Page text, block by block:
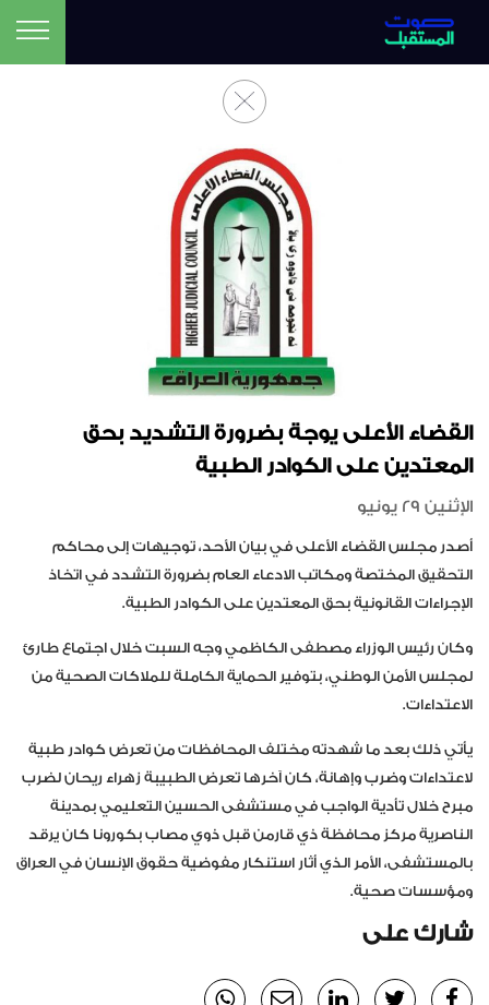
القضاء الأعلى يوجة بضرورة التشديد بحق
المعتدين على الكوادر الطبية
الإثنين 29 يونيو
أصدر مجلس القضاء الأعلى في بيان الأحد، توجيهات إلى محاكم
التحقيق المختصة ومكاتب الادعاء العام بضرورة التشدد في اتخاذ
الإجراءات القانونية بحق المعتدين على الكوادر الطبية.
وكان رئيس الوزراء مصطفى الكاظمي وجه السبت خلال اجتماع طارئ
لمجلس الأمن الوطني، بتوفير الحماية الكاملة للملاكات الصحية من
الاعتداءات.
يأتي ذلك بعد ما شهدته مختلف المحافظات من تعرض كوادر طبية
لاعتداءات وضرب وإهانة، كان آخرها تعرض الطبيبة زهراء ريحان لضرب
مبرح خلال تأدية الواجب في مستشفى الحسين التعليمي بمدينة
الناصرية مركز محافظة ذي قارمن قبل ذوي مصاب بكورونا كان يرقد
بالمستشفى، الأمر الذي أثار استنكار مفوضية حقوق الإنسان في العراق
ومؤسسات صحية.
شارك على